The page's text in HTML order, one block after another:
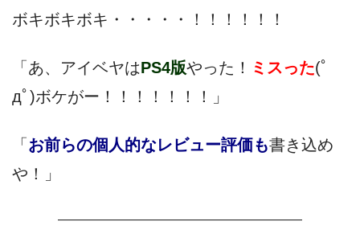
ボキボキボキ・・・・・！！！！！！
「あ、アイベヤはPS4版やった！ ミスった(ﾟ
дﾟ)ボケがー！！！！！！！」
「お前らの個人的なレビュー評価も書き込め
や！」
———————————————————